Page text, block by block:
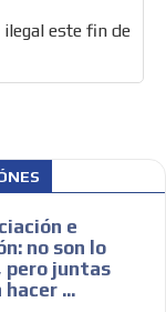
este fin de
e
no son lo
pero juntas
hacer ...